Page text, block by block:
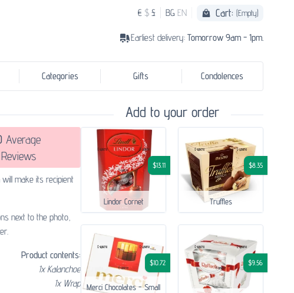
€ $ £ BG EN Cart: (Empty)
Earliest delivery: Tomorrow 9am - 1pm.
Categories Gifts Condolences
Average
make its recipient
next to the photo,
Product contents:
1x Kalanchoe
1x Wrap
Add to your order
$13.11
Lindor Cornet
$8.35
Truffles
$10.72
Merci Chocolates - Small
$9.56